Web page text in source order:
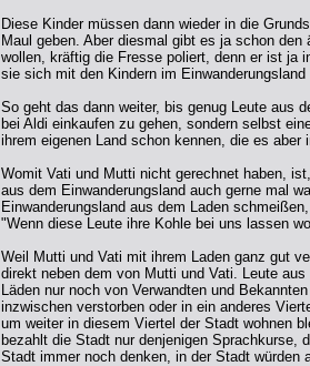
Diese Kinder müssen dann wieder in die
Maul geben. Aber diesmal gibt es ja schon
wollen, kräftig die Fresse poliert, denn er ist ja
sie sich mit den Kindern im
So geht das dann weiter, bis genug Leute aus
bei Aldi einkaufen zu gehen, sondern selbst
ihrem eigenen Land schon kennen, die es
Womit Vati und Mutti nicht gerechnet haben,
aus dem Einwanderungsland auch gerne mal
Einwanderungsland aus dem Laden
"Wenn diese Leute ihre Kohle bei uns lassen
Weil Mutti und Vati mit ihrem Laden ganz gut
direkt neben dem von Mutti und Vati. Leute
Läden nur noch von Verwandten und
inzwischen verstorben oder in ein anderes
um weiter in diesem Viertel der Stadt wohnen
bezahlt die Stadt nur denjenigen Sprachkurse,
Stadt immer noch denken, in der Stadt würden